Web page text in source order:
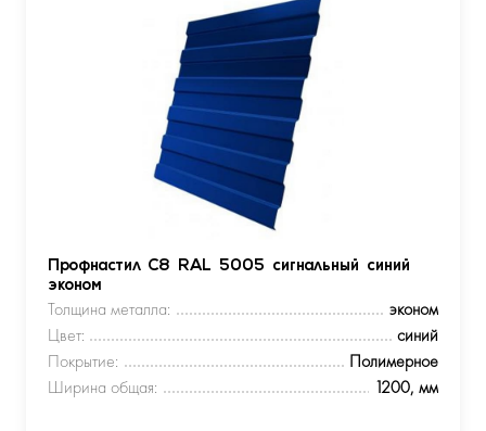
Профнастил С8 RAL 5005 сигнальный синий
эконом
Толщина металла:
эконом
Цвет:
синий
Покрытие:
Полимерное
Ширина общая:
1200, мм